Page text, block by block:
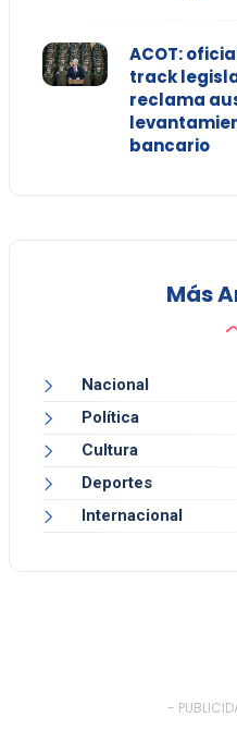
ACOT:
track
reclama
bancario
Más
Nacional
Política
Cultura
Deportes
Internacional
-